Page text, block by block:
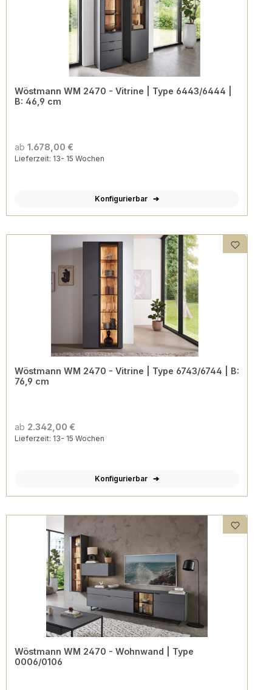
Wöstmann WM 2470 - Vitrine | Type 6443/6444 |
B: 46,9 cm
ab 1.678,00 €
Lieferzeit: 13- 15 Wochen
Konfigurierbar
Wöstmann WM 2470 - Vitrine | Type 6743/6744 | B:
76,9 cm
ab 2.342,00 €
Lieferzeit: 13- 15 Wochen
Konfigurierbar
Wöstmann WM 2470 - Wohnwand | Type
0006/0106